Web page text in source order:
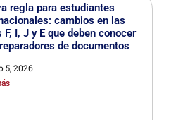
regla para estudiantes
cambios en las
F, I, J y E que deben conocer
de documentos
5, 2026